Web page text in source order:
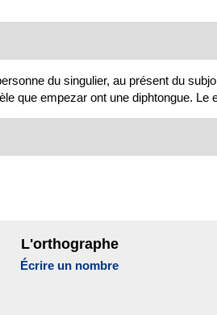
du singulier, au présent du
que empezar ont une diphtongue. Le
L'orthographe
Écrire un nombre